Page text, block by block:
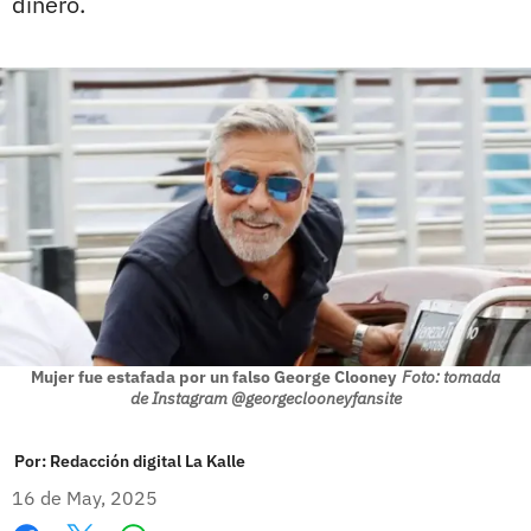
Mujer fue estafada por un falso George Clooney Foto: tomada
de Instagram @georgeclooneyfansite
Por: Redacción digital La Kalle
16 de May, 2025